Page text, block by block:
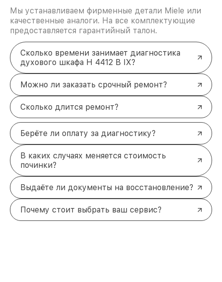
Мы устанавливаем фирменные детали Miele или
качественные аналоги. На все комплектующие
предоставляется гарантийный талон.
Сколько времени занимает диагностика
духового шкафа H 4412 B IX?
Можно ли заказать срочный ремонт?
Сколько длится ремонт?
Берёте ли оплату за диагностику?
В каких случаях меняется стоимость
починки?
Выдаёте ли документы на восстановление?
Почему стоит выбрать ваш сервис?